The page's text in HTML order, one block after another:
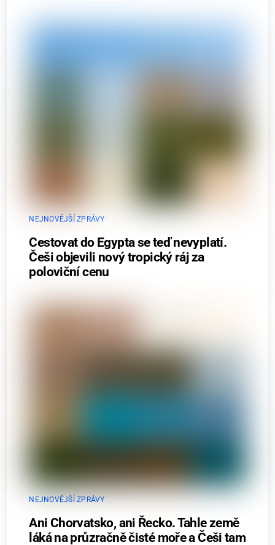
NEJNOVĚJŠÍ ZPRÁVY
Cestovat do Egypta se teď nevyplatí.
Češi objevili nový tropický ráj za
poloviční cenu
NEJNOVĚJŠÍ ZPRÁVY
Ani Chorvatsko, ani Řecko. Tahle země
láká na průzračně čisté moře a Češi tam